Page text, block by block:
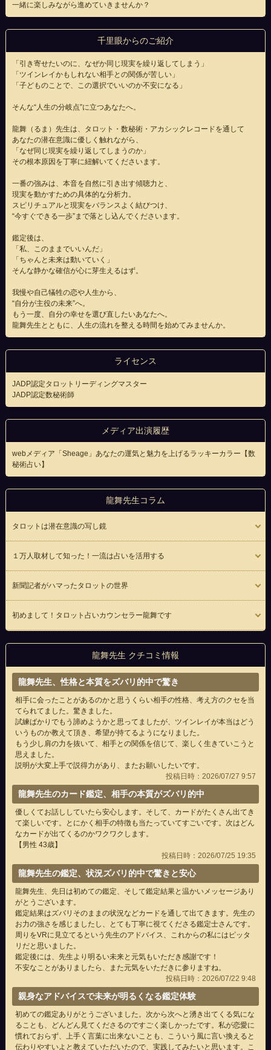
一緒に楽しみながら進めていきませんか？
千里眼からのご紹介
「引き寄せたいのに、なぜか同じ現実を繰り返してしまう」
「ツインレイかもしれない相手との関係が苦しい」
「子どものことで、この選択でいいのか不安になる」
そんな“人生の分岐点”に立つあなたへ。
龍舞（るま）先生は、タロット・数秘術・アカシックレコードを通して
あなたの潜在意識に優しく触れながら、
「なぜ同じ現実を繰り返してしまうのか」
その根本原因を丁寧に紐解いてくださいます。
一番の強みは、本音を自然に引き出す傾聴力と、
現実を動かすための具体的な分析力。
スピリチュアルと現実をバランスよく結びつけ、
“今すぐできる一歩”まで落とし込んでくださいます。
鑑定後は、
「私、このままでいいんだ」
「ちゃんと未来は動いていく」
そんな静かな確信が心に芽生えるはず。
我慢や自己犠牲の恋や人生から、
“自分が主役の未来”へ。
もう一度、自分の幸せを選び直したいあなたへ。
龍舞先生とともに、人生の流れを整える時間を始めてみませんか。
ライセンス
JADP認定タロットリーディングマスター
JADP認定数秘術師
メディア出演履歴
webメディア「Sheage」あなたの運気と魅力を上げるラッキーカラー【数
秘術占い】
龍舞先生コラム
タロットは潜在意識の写し鏡
１万人取材して知った！一流は占いを活用する
新聞記者がハマったタロットの世界
初めまして！タロット占いカウンセラー龍舞です
龍舞先生 クチコミ情報
龍舞先生、性格と本質をズバリ的中で驚き
相手に会ったことがあるのかと思うくらい相手の性格、考え方のクセを当
てられてました。驚きました。
試練ばかりでもう諦めようかと思ってましたが、ツインレイが本当はどう
いうものか教えて頂き、希望が持てるようになりました。
もう少し肩の力を抜いて、相手との関係を信じて、楽しく生きていこうと
思えました。
説明が大変上手で説得力があり、またお願いしたいです。
投稿日時：2026/07/27 9:57
龍舞先生のカード鑑定、相手の本質がズバリ的中
優しくてお話ししていたら安心します。そして、カードがたくさん出てき
て楽しいです。とにかく相手の特徴も当たっていてすごいです。次はどん
なカードが出てくるのかワクワクします。
【男性 43歳】
投稿日時：2026/07/25 19:35
龍舞先生の鑑定、状況ズバリ的中で驚きと安心
龍舞先生、先日は初めての鑑定、そして鑑定結果と温かいメッセージあり
がとうございます。
鑑定結果はズバリそのままの状況などカードを通して出てきます。先生の
お力の強さを感じましたし、とても丁寧に視てくださる鑑定士さんです。
周りをVRに見立てるという先生のアドバイス、これからの私にはピッタ
リだと思いました。
鑑定後には、先生より明るい未来と元気もいただき感謝です！
不安なことがありましたら、また元気をいただきに参りますね。
投稿日時：2026/07/22 9:48
親身なアドバイスで未来が明るくなる鑑定体験
初めての鑑定ありがとうございました。次から次へと湧き出てくる気にな
ることも、どんどん見てくださるのですごく楽しかったです。私が恋愛に
慣れておらず、上手く言葉に出来ないことも、こういう風に言い換えると
伝わりやすいよと教えていただいたので、実践してみたいと思います。こ